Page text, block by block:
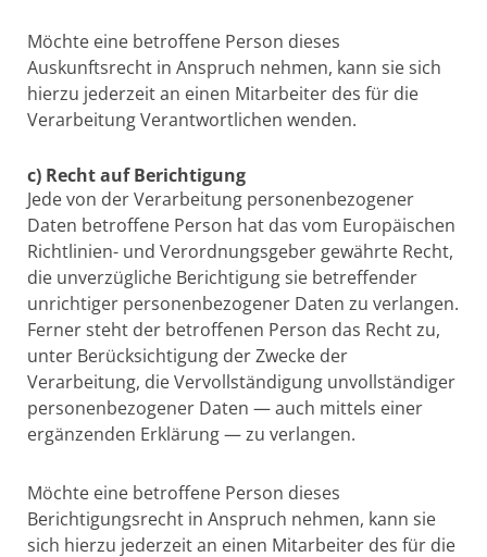
Möchte eine betroffene Person dieses
Auskunftsrecht in Anspruch nehmen, kann sie sich
hierzu jederzeit an einen Mitarbeiter des für die
Verarbeitung Verantwortlichen wenden.
c) Recht auf Berichtigung
Jede von der Verarbeitung personenbezogener
Daten betroffene Person hat das vom Europäischen
Richtlinien- und Verordnungsgeber gewährte Recht,
die unverzügliche Berichtigung sie betreffender
unrichtiger personenbezogener Daten zu verlangen.
Ferner steht der betroffenen Person das Recht zu,
unter Berücksichtigung der Zwecke der
Verarbeitung, die Vervollständigung unvollständiger
personenbezogener Daten — auch mittels einer
ergänzenden Erklärung — zu verlangen.
Möchte eine betroffene Person dieses
Berichtigungsrecht in Anspruch nehmen, kann sie
sich hierzu jederzeit an einen Mitarbeiter des für die